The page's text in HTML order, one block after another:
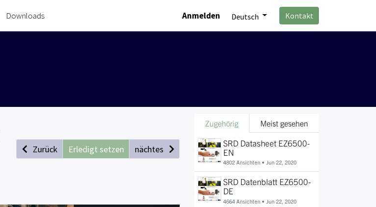
Downloads Anmelden Deutsch Kontakt
Zugehörig Meist gesehen
SRD Datasheet EZ6500-
EN
4802 Ansichten • Jun 22, 2020
SRD Datenblatt EZ6500-
DE
4664 Ansichten • Jun 22, 2020
Zurück Erledigt setzen nächtes